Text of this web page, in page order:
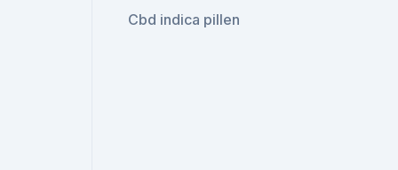
Cbd indica pillen